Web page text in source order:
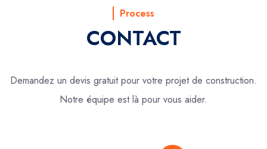
Process
CONTACT
Demandez un devis gratuit pour votre projet de construction.
Notre équipe est là pour vous aider.